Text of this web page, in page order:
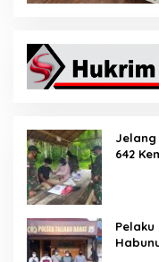
Jelang
642
Pelaku